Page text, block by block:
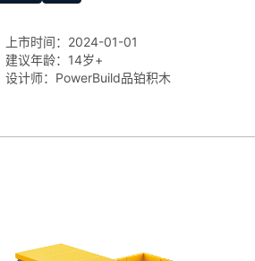
上市时间： 2024-01-01
建议年龄： 14岁+
设计师： PowerBuild品铂积木